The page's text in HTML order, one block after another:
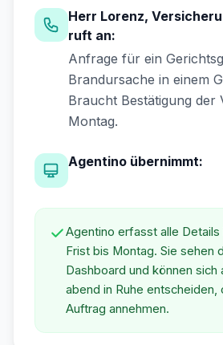
Herr Lorenz,
ruft an:
Anfrage für ein
Brandursache in einem
Braucht Bestätigung der
Montag.
Agentino übernimmt:
Agentino erfasst alle Details
Frist bis Montag. Sie sehen
Dashboard und können sich
abend in Ruhe entscheiden,
Auftrag annehmen.